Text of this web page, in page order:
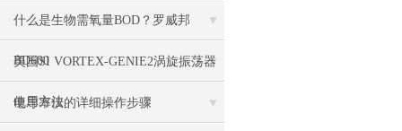
什么是生物需氧量BOD？罗威邦
BD600
美国SI VORTEX-GENIE2涡旋振荡器
使用方法
电导率仪的详细操作步骤